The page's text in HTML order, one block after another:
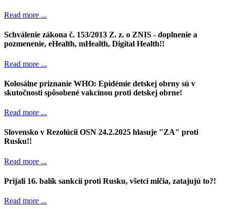
Read more ...
Schválenie zákona č. 153/2013 Z. z. o ZNIS - doplnenie a
pozmenenie, eHealth, mHealth, Digital Health!!
Read more ...
Kolosálne priznanie WHO: Epidémie detskej obrny sú v
skutočnosti spôsobené vakcínou proti detskej obrne!
Read more ...
Slovensko v Rezolúcii OSN 24.2.2025 hlasuje "ZA" proti
Rusku!!
Read more ...
Prijali 16. balík sankcií proti Rusku, všetci mlčia, zatajujú to?!
Read more ...